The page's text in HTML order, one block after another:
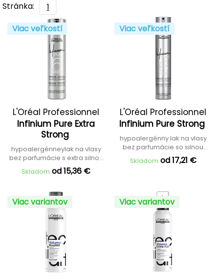
Stránka:
1
Viac veľkostí
L'Oréal Professionnel
Infinium Pure Extra
Strong
hypoalergénneylak na vlasy
bez parfumácie s extra silnou
fixáciou
Skladom od 15,36 €
Viac veľkostí
L'Oréal Professionnel
Infinium Pure Strong
hypoalergénny lak na vlasy
bez parfumácie so silnou
fixáciou
Skladom od 17,21 €
Viac variantov Viac variantov